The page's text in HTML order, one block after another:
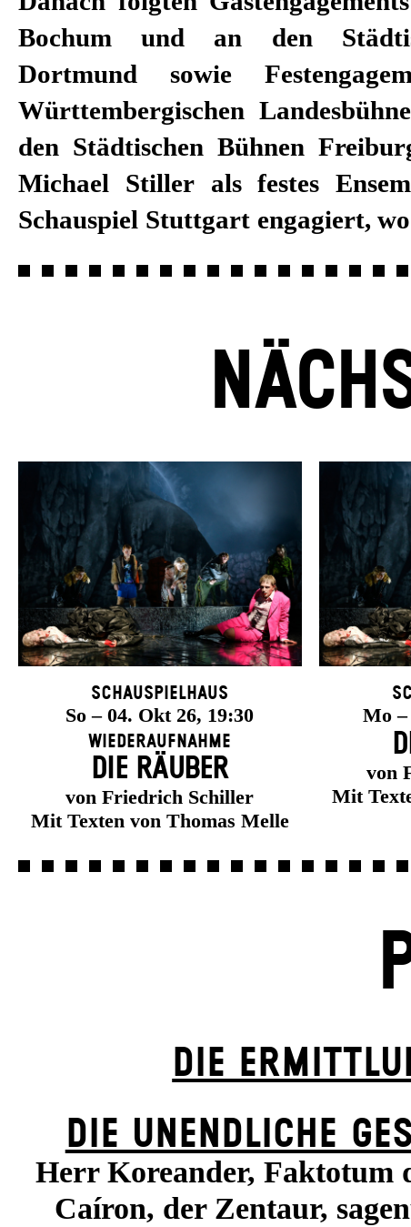
Bochum und an den
Dortmund sowie
Württembergischen
den Städtischen Bühnen
Michael Stiller als festes
Schauspiel Stuttgart engagiert,
Bieito, David Bösch
zusammenarbeitete. Darüber
Michael Stiller regelmäßig
Hörspiele und als
Schauspielhaus
So – 04. Okt 26, 19:30
Wiederaufnahme
DIE RÄUBER
von Friedrich Schiller
Mit Texten von Thomas Melle
Mo –
von
Mit
DIE
DIE UN­ENDLICHE
Herr Koreander, Faktotum
Caíron, der Zentaur,